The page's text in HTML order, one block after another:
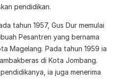
pendidikan.
tahun 1957, Gus Dur memulai
Pesantren yang bernama
Magelang. Pada tahun 1959 ia
di Kota Jombang.
ia juga menerima